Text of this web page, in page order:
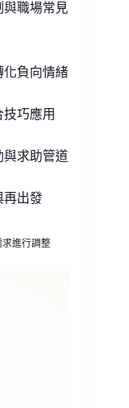
與職場常見
化負向情緒
巧應用
求助管道
再出發
進行調整